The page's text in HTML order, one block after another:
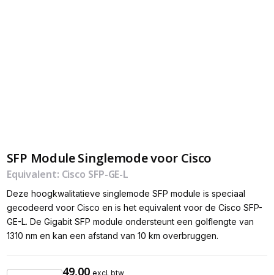
SFP Module Singlemode voor Cisco
Equivalent: Cisco SFP-GE-L
Deze hoogkwalitatieve singlemode SFP module is speciaal
gecodeerd voor Cisco en is het equivalent voor de Cisco SFP-
GE-L. De Gigabit SFP module ondersteunt een golflengte van
1310 nm en kan een afstand van 10 km overbruggen.
49,00 excl. btw